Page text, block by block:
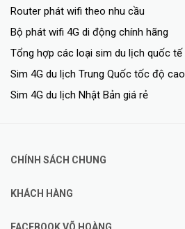
Router phát wifi theo nhu cầu
Bộ phát wifi 4G di động chính hãng
Tổng hợp các loại sim du lịch quốc tế
Sim 4G du lịch Trung Quốc tốc độ cao
Sim 4G du lịch Nhật Bản giá rẻ
CHÍNH SÁCH CHUNG
KHÁCH HÀNG